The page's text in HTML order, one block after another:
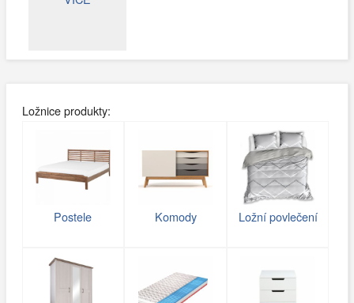
Ložnice produkty:
Postele Komody Ložní povlečení